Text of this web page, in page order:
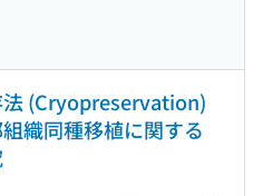
(Cryopreservation)
織同種移植に関する